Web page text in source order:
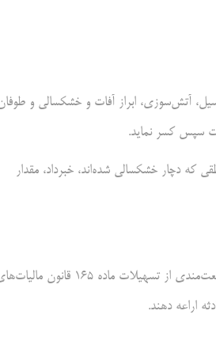
زلزله، سيل، آتش‌سوزی، ابراز آفات و خشکسالی و
سپس كسر نمايد.
که دچار خشکسالی شده‌اند،‌ خبرداد،‌ مقدار
سازمان امور مالیاتی سرزمین خبرداد: مؤدیانی که از جنگ‌های تحمیلی دوم و سوم خسارت دیده‌اند، برای منفعت‌مندی از تسهیلات ماده ۱۶۵
اراعه دهند.